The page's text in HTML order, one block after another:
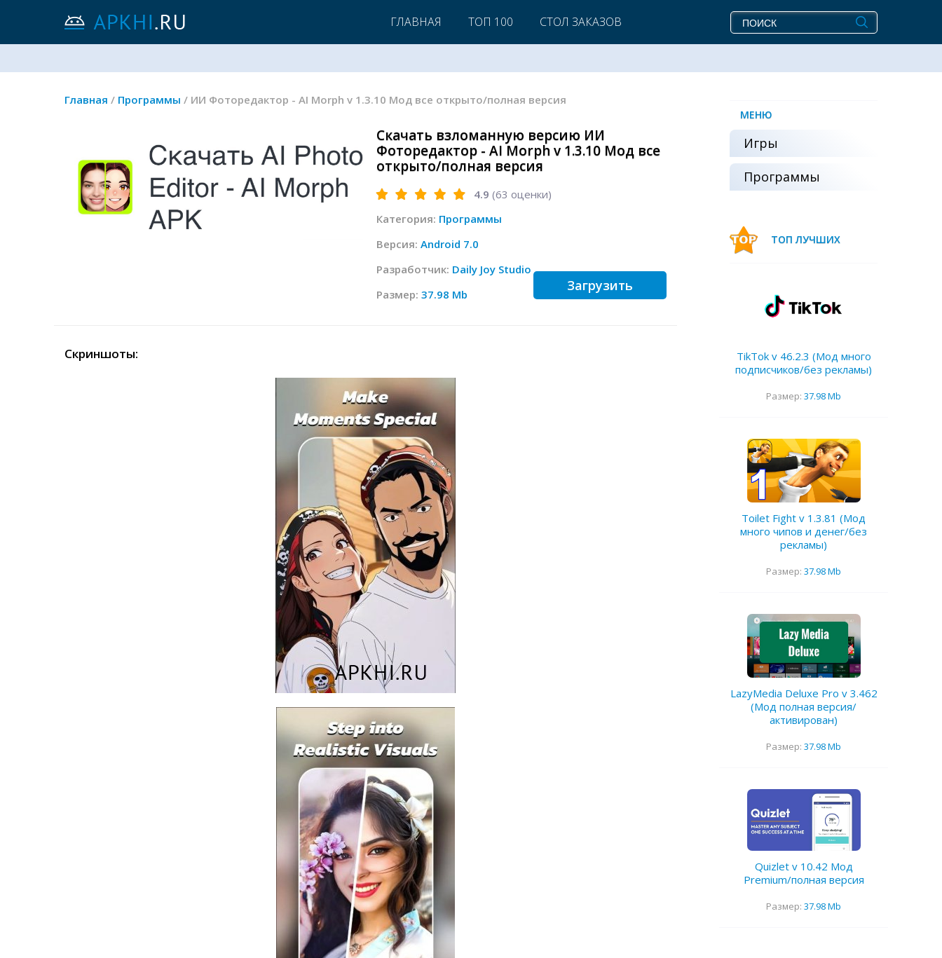
ГЛАВНАЯ ТОП 100 СТОЛ ЗАКАЗОВ
Главная / Программы / ИИ Фоторедактор - AI Morph v 1.3.10 Мод все открыто/полная версия
Скачать взломанную версию ИИ
Фоторедактор - AI Morph v 1.3.10 Мод все
открыто/полная версия
4.9 (63 оценки)
Категория: Программы
Версия: Android 7.0
Разработчик: Daily Joy Studio
Размер: 37.98 Mb
Загрузить
Скриншоты:
МЕНЮ
Игры
Программы
ТОП ЛУЧШИХ
TikTok v 46.2.3 (Мод много
подписчиков/без рекламы)
Размер: 37.98 Mb
Toilet Fight v 1.3.81 (Мод
много чипов и денег/без
рекламы)
Размер: 37.98 Mb
LazyMedia Deluxe Pro v 3.462
(Мод полная версия/
активирован)
Размер: 37.98 Mb
Quizlet v 10.42 Мод
Premium/полная версия
Размер: 37.98 Mb